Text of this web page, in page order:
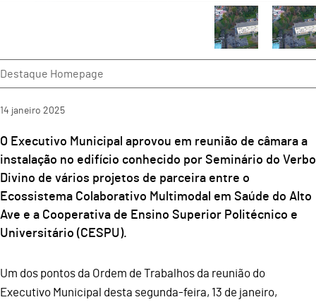
Destaque Homepage
14 janeiro 2025
O Executivo Municipal aprovou em reunião de câmara a
instalação no edifício conhecido por Seminário do Verbo
Divino de vários projetos de parceira entre o
Ecossistema Colaborativo Multimodal em Saúde do Alto
Ave e a Cooperativa de Ensino Superior Politécnico e
Universitário (CESPU).
Um dos pontos da Ordem de Trabalhos da reunião do
Executivo Municipal desta segunda-feira, 13 de janeiro,